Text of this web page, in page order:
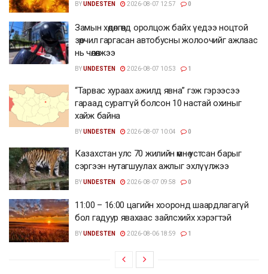
BYUNDESTEN 2026-08-07 12:57 0
Замын хөдөлгөөнд оролцож байх үедээ ноцтой
зөрчил гаргасан автобусны жолоочийг ажлаас
нь чөлөөлжээ
BYUNDESTEN 2026-08-07 10:53 1
“Тарвас хураах ажилд явна” гэж гэрээсээ
гараад сураггүй болсон 10 настай охиныг
хайж байна
BYUNDESTEN 2026-08-07 10:04 0
Казахстан улс 70 жилийн өмнө устсан барыг
сэргээн нутагшуулах ажлыг эхлүүлжээ
BYUNDESTEN 2026-08-07 09:58 0
11:00 – 16:00 цагийн хооронд шаардлагагүй
бол гадуур явахаас зайлсхийх хэрэгтэй
BYUNDESTEN 2026-08-06 18:59 1